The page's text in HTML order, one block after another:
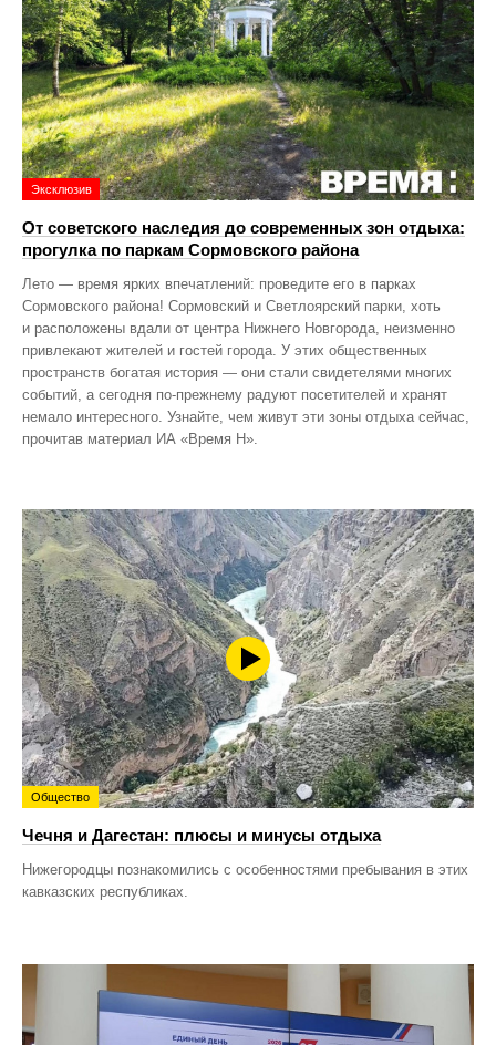
Эксклюзив
От советского наследия до современных зон отдыха:
прогулка по паркам Сормовского района
Лето — время ярких впечатлений: проведите его в парках
Сормовского района! Сормовский и Светлоярский парки, хоть
и расположены вдали от центра Нижнего Новгорода, неизменно
привлекают жителей и гостей города. У этих общественных
пространств богатая история — они стали свидетелями многих
событий, а сегодня по‑прежнему радуют посетителей и хранят
немало интересного. Узнайте, чем живут эти зоны отдыха сейчас,
прочитав материал ИА «Время Н».
Общество
Чечня и Дагестан: плюсы и минусы отдыха
Нижегородцы познакомились с особенностями пребывания в этих
кавказских республиках.